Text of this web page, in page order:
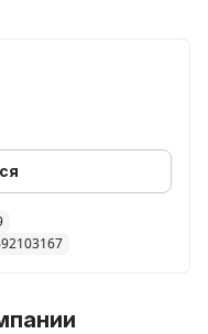
большой выбор на
ЛОТОВ -